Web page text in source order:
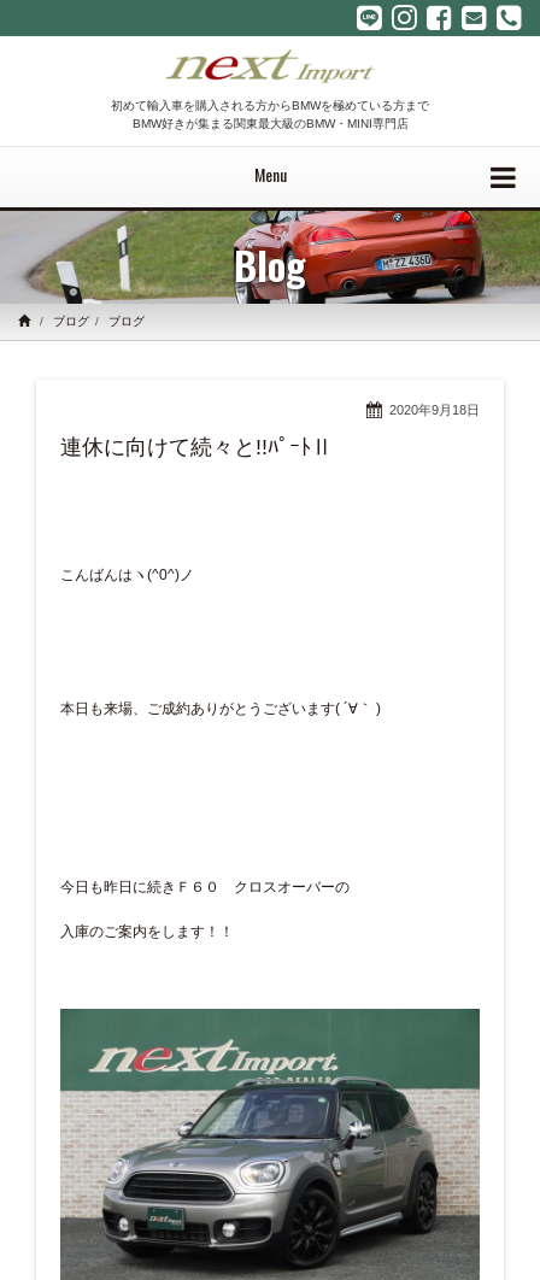
初めて輸入車を購入される方からBMWを極めている方まで
BMW好きが集まる関東最大級のBMW・MINI専門店
Menu
Blog
ブログ ブログ
2020年9月18日
連休に向けて続々と!!ﾊﾟｰﾄⅡ
こんばんはヽ(^0^)ノ
本日も来場、ご成約ありがとうございます( ´∀｀ )
今日も昨日に続きＦ６０ クロスオーバーの
入庫のご案内をします！！